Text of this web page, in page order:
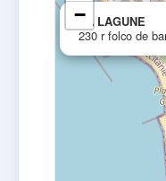
LA LAGUNE
230 r folco de
−